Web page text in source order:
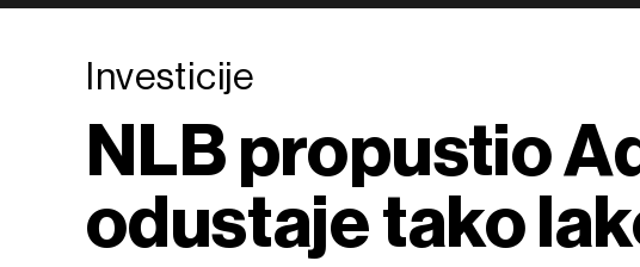
Investicije
NLB propustio
odustaje tako